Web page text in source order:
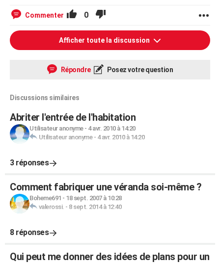
Commenter 0
Afficher toute la discussion
Répondre Posez votre question
Discussions similaires
Abriter l'entrée de l'habitation
Utilisateur anonyme- 4 avr. 2010 à 14:20
Utilisateur anonyme- 4 avr. 2010 à 14:20
3 réponses
Comment fabriquer une véranda soi-même ?
Boheme691 - 18 sept. 2007 à 10:28
valerossi. - 8 sept. 2014 à 12:40
8 réponses
Qui peut me donner des idées de plans pour un